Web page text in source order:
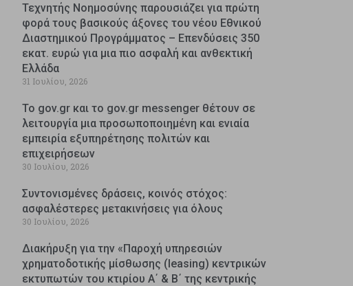
Τεχνητής Νοημοσύνης παρουσιάζει για πρώτη
φορά τους βασικούς άξονες του νέου Εθνικού
Διαστημικού Προγράμματος – Επενδύσεις 350
εκατ. ευρώ για μια πιο ασφαλή και ανθεκτική
Ελλάδα
31 Ιουλίου, 2026
Το gov.gr και το gov.gr messenger θέτουν σε
λειτουργία μια προσωποποιημένη και ενιαία
εμπειρία εξυπηρέτησης πολιτών και
επιχειρήσεων
30 Ιουλίου, 2026
Συντονισμένες δράσεις, κοινός στόχος:
ασφαλέστερες μετακινήσεις για όλους
30 Ιουλίου, 2026
Διακήρυξη για την «Παροχή υπηρεσιών
χρηματοδοτικής μίσθωσης (leasing) κεντρικών
εκτυπωτών του κτιρίου Α΄ & Β΄ της κεντρικής